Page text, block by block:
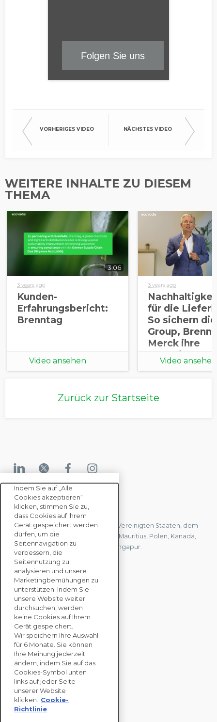
Folgen Sie uns
VORHERIGES VIDEO NÄCHSTES VIDEO
WEITERE INHALTE ZU DIESEM
THEMA
3:06
3 years ago
Kunden-
Erfahrungsbericht:
Brenntag
Video ansehen
3 years ago
für die
So sichern
Group,
Merck ihre
Compliance
Video ansehen
Zurück zur Startseite
KONTAKTIEREN SIE UNS
Wir haben Büros in Frankreich, den Vereinigten Staaten, dem
Vereinigten Königreich, Hongkong, Mauritius, Polen, Kanada,
Deutschland, Japan, Spanien und Singapur.
KONTAKTIEREN SIE
UNS
UNTERNEHMENS
LÖSUNGEN
NACHHALTIGKEITS
BEWERTUNGEN
RESSOURCEN
ÜBER
Indem Sie auf „Alle
Cookies akzeptieren“
klicken, stimmen Sie zu,
dass Cookies auf Ihrem
Gerät gespeichert werden
dürfen, um die
Seitennavigation zu
verbessern, die
Seitennutzung zu
analysieren und unsere
Marketingbemühungen zu
unterstützen. Indem Sie
unsere Website weiter
durchsuchen, werden
keine Cookies auf Ihrem
Gerät gespeichert.
Wir speichern Ihre Auswahl
für 6 Monate. Sie können
Ihre Meinung jederzeit
ändern, indem Sie auf das
Cookies-Symbol unten
links auf jeder Seite
unserer Website
klicken.
Cookie-
Richtlinie